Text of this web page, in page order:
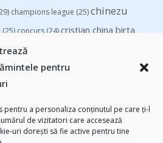
pentru
pentru a personaliza conținutul pe care ți-l
de vizitatori care accesează
uri dorești să fie active pentru tine
champions league (25)chinezu
(25)concurs(24)cristian china birta
le-am citit
filosofice(132)
leapsa
Samsung (48)sportlocal.ro(39) Studii
lui Eustachio(28) utile(139)